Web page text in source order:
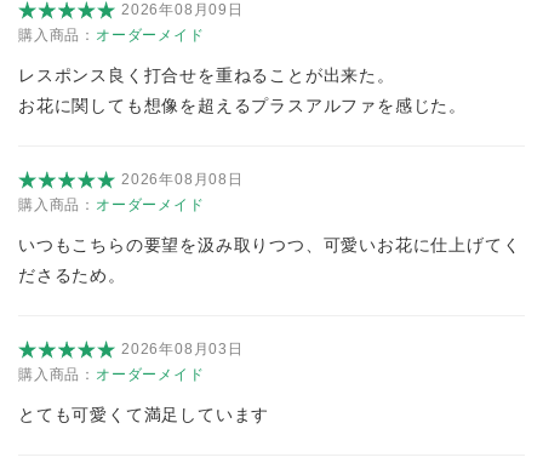
2026年08月09日
購入商品： オーダーメイド
レスポンス良く打合せを重ねることが出来た。
お花に関しても想像を超えるプラスアルファを感じた。
2026年08月08日
購入商品： オーダーメイド
いつもこちらの要望を汲み取りつつ、可愛いお花に仕上げてく
ださるため。
2026年08月03日
購入商品： オーダーメイド
とても可愛くて満足しています